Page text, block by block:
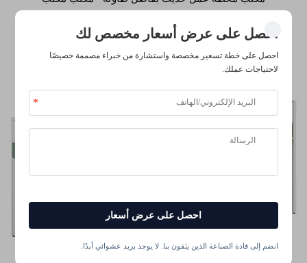
احصل على عرض أسعار مخصص لك
احصل على خطة تسعير مخصصة واستشارة من خبراء مصممة خصيصًا
لاحتياجات عملك.
احصل على عرض أسعار
انضم إلى قادة الصناعة الذين يثقون بنا. لا يوجد بريد عشوائي أبدًا.